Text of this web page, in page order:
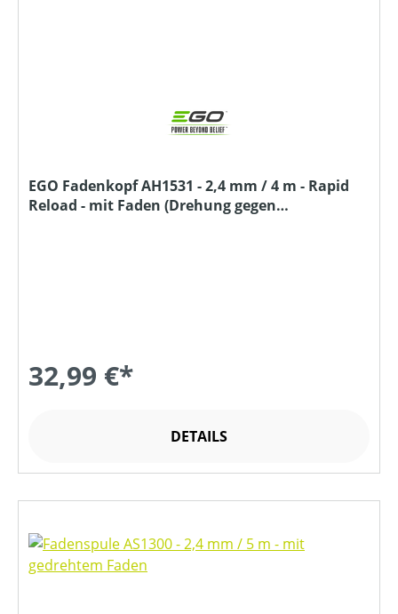
EGO Fadenkopf AH1531 - 2,4 mm / 4 m - Rapid
Reload - mit Faden (Drehung gegen
32,99 €*
DETAILS